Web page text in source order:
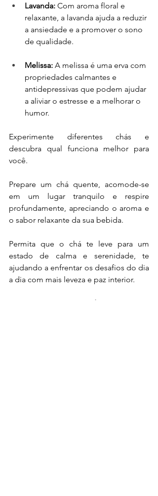
Lavanda: Com aroma floral e
relaxante, a lavanda ajuda a reduzir
a ansiedade e a promover o sono
de qualidade.
Melissa: A melissa é uma erva com
propriedades calmantes e
antidepressivas que podem ajudar
a aliviar o estresse e a melhorar o
humor.
Experimente diferentes chás e
descubra qual funciona melhor para
você.
Prepare um chá quente, acomode-se
em um lugar tranquilo e respire
profundamente, apreciando o aroma e
o sabor relaxante da sua bebida.
Permita que o chá te leve para um
estado de calma e serenidade, te
ajudando a enfrentar os desafios do dia
a dia com mais leveza e paz interior.
Viva com mais energia, disposição e